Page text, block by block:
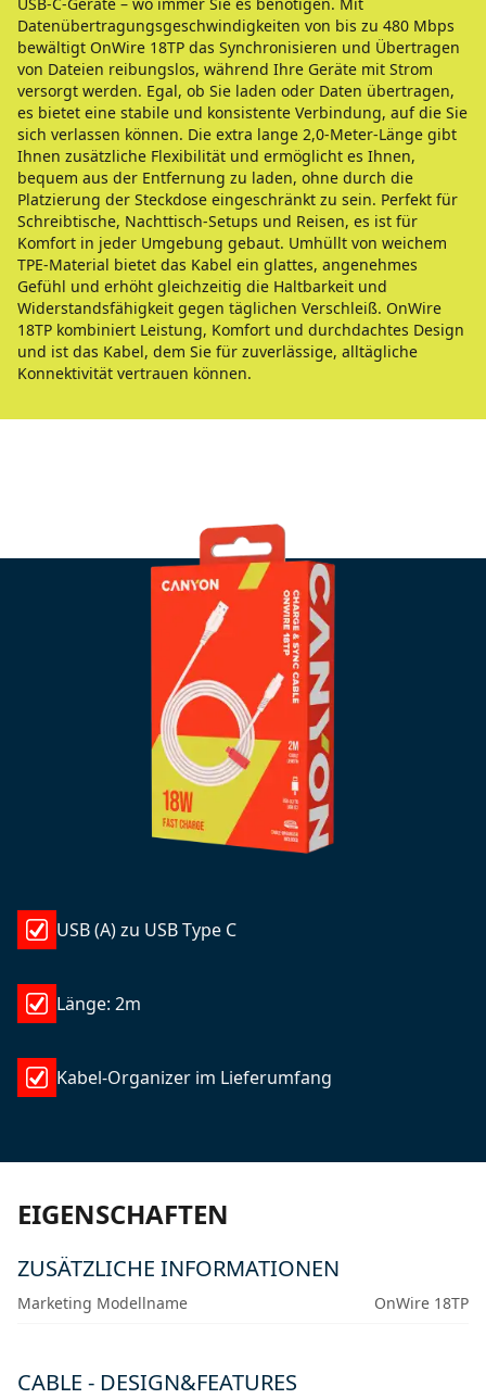
Datenübertragungsgeschwindigkeiten von bis zu 480 Mbps
bewältigt OnWire 18TP das Synchronisieren und Übertragen
von Dateien reibungslos, während Ihre Geräte mit Strom
versorgt werden. Egal, ob Sie laden oder Daten übertragen,
es bietet eine stabile und konsistente Verbindung, auf die Sie
sich verlassen können. Die extra lange 2,0-Meter-Länge gibt
Ihnen zusätzliche Flexibilität und ermöglicht es Ihnen,
bequem aus der Entfernung zu laden, ohne durch die
Platzierung der Steckdose eingeschränkt zu sein. Perfekt für
Schreibtische, Nachttisch-Setups und Reisen, es ist für
Komfort in jeder Umgebung gebaut. Umhüllt von weichem
TPE-Material bietet das Kabel ein glattes, angenehmes
Gefühl und erhöht gleichzeitig die Haltbarkeit und
Widerstandsfähigkeit gegen täglichen Verschleiß. OnWire
18TP kombiniert Leistung, Komfort und durchdachtes Design
und ist das Kabel, dem Sie für zuverlässige, alltägliche
Konnektivität vertrauen können.
USB (A) zu USB Type C
Länge: 2m
Kabel-Organizer im Lieferumfang
EIGENSCHAFTEN
ZUSÄTZLICHE INFORMATIONEN
Marketing Modellname OnWire 18TP
CABLE - DESIGN&FEATURES